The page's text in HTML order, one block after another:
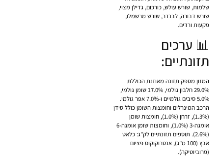
שלמות, שורש עולש, כורכום, גדילן מצוי,
שורש דבורה, לבנדר, שורש מרשמלו,
פקעות ורדים.
📊 ערכים
תזונתיים:
המזון מספק תזונה מאוזנת הכוללת
29.0% חלבון גולמי, 17.0% שומן גולמי,
5.0% סיבים גולמיים ו-7.0% אפר גולמי.
הרכב המינרלים וחומצות השומן כולל סידן
(1.3%), זרחן (1.0%), חומצות שומן
אומגה-3 (1.0%), וחומצות שומן אומגה-6
(2.6%). תוספים תזונתיים לק"ג: כלאט
אבץ (100 מ"ג), אנטרוקוקוס פציום
(פרוביוטיקה).